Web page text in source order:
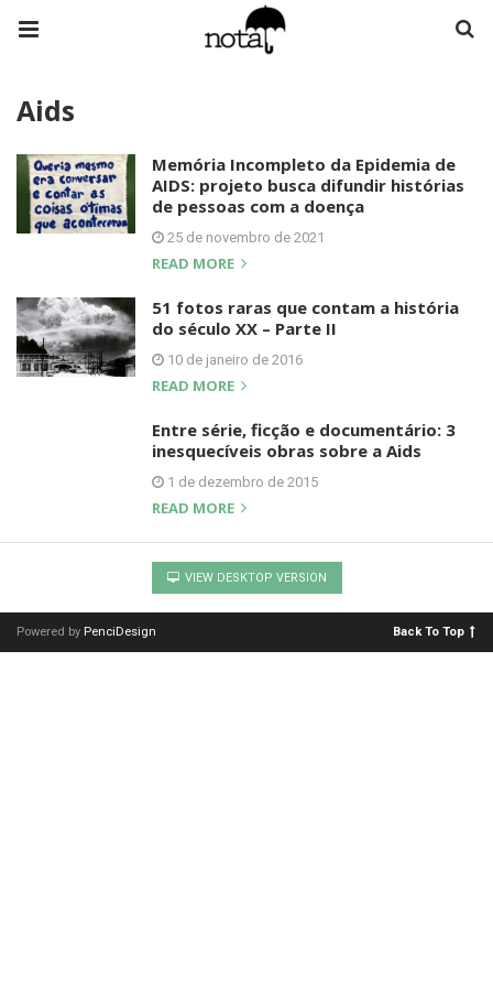
Aids
Memória Incompleto da Epidemia de
AIDS: projeto busca difundir histórias
de pessoas com a doença
25 de novembro de 2021
READ MORE
51 fotos raras que contam a história
do século XX – Parte II
10 de janeiro de 2016
READ MORE
Entre série, ficção e documentário: 3
inesquecíveis obras sobre a Aids
1 de dezembro de 2015
READ MORE
VIEW DESKTOP VERSION
Powered by PenciDesign Back To Top